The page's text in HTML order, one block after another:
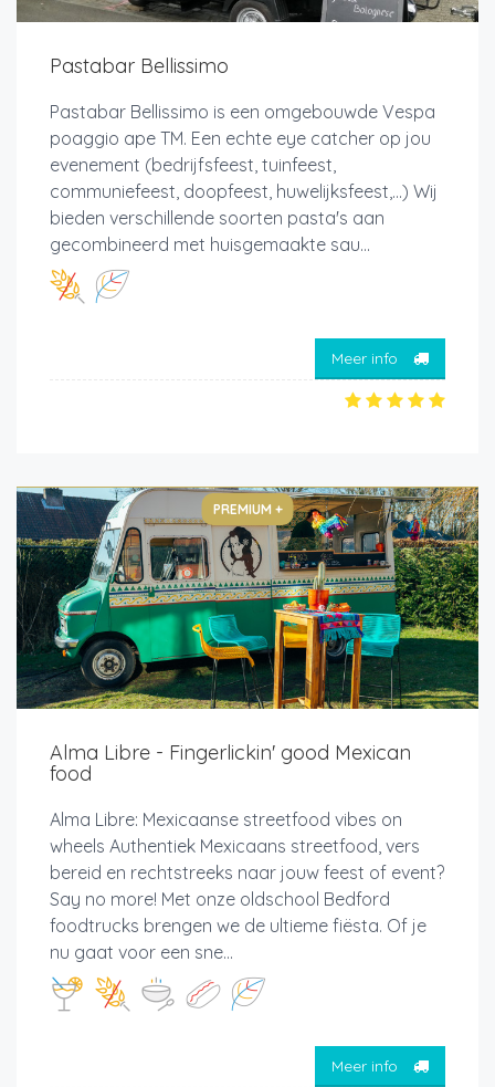
Pastabar Bellissimo
Pastabar Bellissimo is een omgebouwde Vespa
poaggio ape TM. Een echte eye catcher op jou
evenement (bedrijfsfeest, tuinfeest,
communiefeest, doopfeest, huwelijksfeest,...) Wij
bieden verschillende soorten pasta's aan
gecombineerd met huisgemaakte sau...
Meer info
PREMIUM +
Alma Libre - Fingerlickin' good Mexican
food
Alma Libre: Mexicaanse streetfood vibes on
wheels Authentiek Mexicaans streetfood, vers
bereid en rechtstreeks naar jouw feest of event?
Say no more! Met onze oldschool Bedford
foodtrucks brengen we de ultieme fiësta. Of je
nu gaat voor een sne...
Meer info